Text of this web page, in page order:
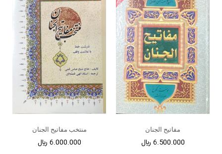
مفاتیح الجنان
6.500.000 ﷼
منتخب مفاتیح الجنان
6.000.000 ﷼